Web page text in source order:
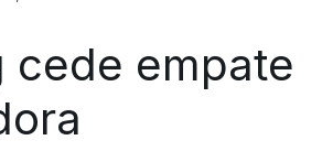
cede empate